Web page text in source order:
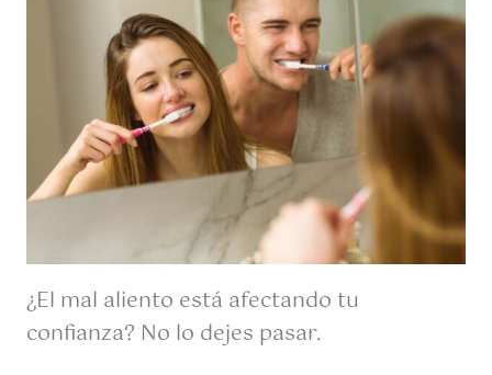
¿El mal aliento está afectando tu
confianza? No lo dejes pasar.